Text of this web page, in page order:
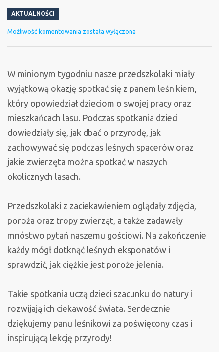
AKTUALNOŚCI
Możliwość komentowania Spotkanie
w
naszym
przedszkolu
została wyłączona
W minionym tygodniu nasze przedszkolaki miały
wyjątkową okazję spotkać się z panem leśnikiem,
który opowiedział dzieciom o swojej pracy oraz
mieszkańcach lasu. Podczas spotkania dzieci
dowiedziały się, jak dbać o przyrodę, jak
zachowywać się podczas leśnych spacerów oraz
jakie zwierzęta można spotkać w naszych
okolicznych lasach.
Przedszkolaki z zaciekawieniem oglądały zdjęcia,
poroża oraz tropy zwierząt, a także zadawały
mnóstwo pytań naszemu gościowi. Na zakończenie
każdy mógł dotknąć leśnych eksponatów i
sprawdzić, jak ciężkie jest poroże jelenia.
Takie spotkania uczą dzieci szacunku do natury i
rozwijają ich ciekawość świata. Serdecznie
dziękujemy panu leśnikowi za poświęcony czas i
inspirującą lekcję przyrody!